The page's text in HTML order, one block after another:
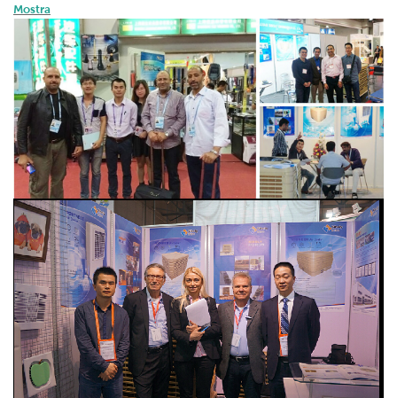
Mostra